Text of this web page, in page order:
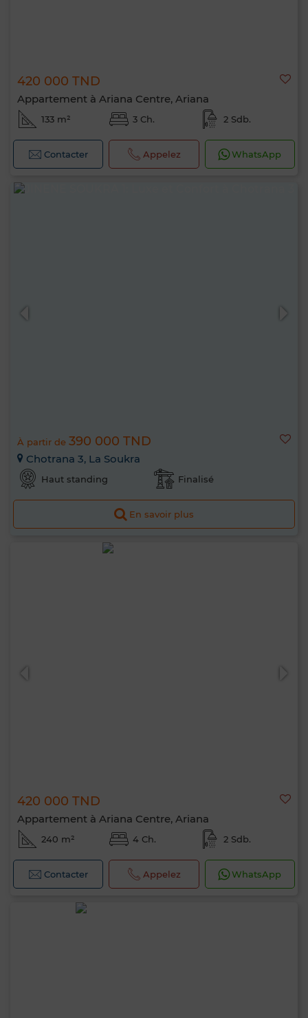
420 000 TND
Appartement à Ariana Centre, Ariana
133 m² 3 Ch. 2 Sdb.
Contacter Appelez WhatsApp
À partir de 390 000 TND
Chotrana 3, La Soukra
Haut standing Finalisé
En savoir plus
420 000 TND
Appartement à Ariana Centre, Ariana
240 m² 4 Ch. 2 Sdb.
Contacter Appelez WhatsApp